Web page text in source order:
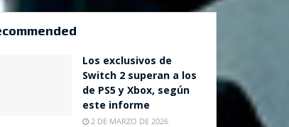
Los exclusivos de
Switch 2 superan a los
de PS5 y Xbox, según
este informe
2 DE MARZO DE 2026